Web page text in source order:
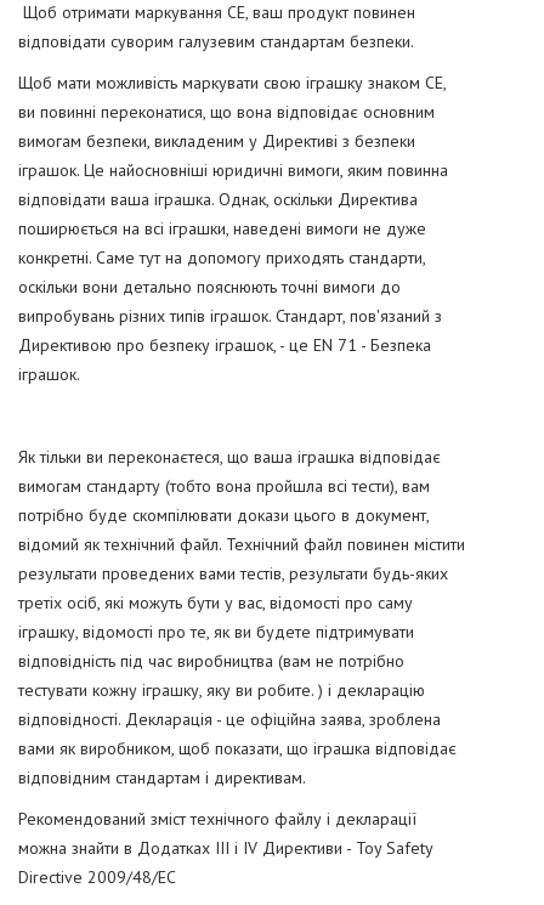
Щоб отримати маркування CE, ваш продукт повинен
відповідати суворим галузевим стандартам безпеки.
Щоб мати можливість маркувати свою іграшку знаком CE,
ви повинні переконатися, що вона відповідає основним
вимогам безпеки, викладеним у Директиві з безпеки
іграшок. Це найосновніші юридичні вимоги, яким повинна
відповідати ваша іграшка. Однак, оскільки Директива
поширюється на всі іграшки, наведені вимоги не дуже
конкретні. Саме тут на допомогу приходять стандарти,
оскільки вони детально пояснюють точні вимоги до
випробувань різних типів іграшок. Стандарт, пов'язаний з
Директивою про безпеку іграшок, - це EN 71 - Безпека
іграшок.
Як тільки ви переконаєтеся, що ваша іграшка відповідає
вимогам стандарту (тобто вона пройшла всі тести), вам
потрібно буде скомпілювати докази цього в документ,
відомий як технічний файл. Технічний файл повинен містити
результати проведених вами тестів, результати будь-яких
третіх осіб, які можуть бути у вас, відомості про саму
іграшку, відомості про те, як ви будете підтримувати
відповідність під час виробництва (вам не потрібно
тестувати кожну іграшку, яку ви робите. ) і декларацію
відповідності. Декларація - це офіційна заява, зроблена
вами як виробником, щоб показати, що іграшка відповідає
відповідним стандартам і директивам.
Рекомендований зміст технічного файлу і декларації
можна знайти в Додатках III і IV Директиви - Toy Safety
Directive 2009/48/EC